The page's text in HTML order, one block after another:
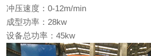
冲压速度：0-12m/min
成型功率：28kw
设备总功率：45kw